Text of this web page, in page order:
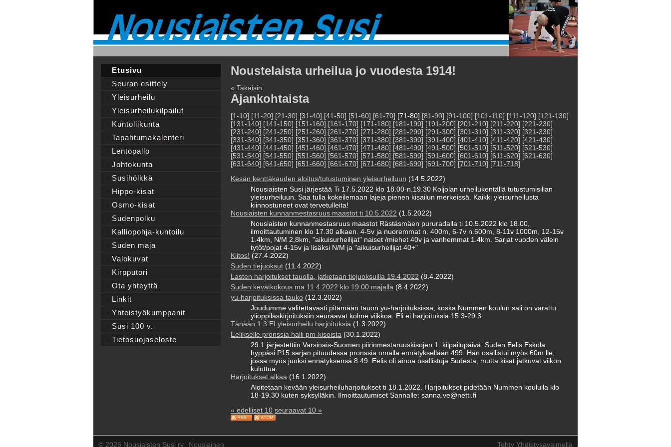
Noustelaista urheilua jo vuodesta 1914!
« Takaisin
Ajankohtaista
[1-10] [11-20] [21-30] [31-40] [41-50] [51-60] [61-70] [71-80] [81-90] [91-100] [101-110] [111-120] [121-130]
[131-140] [141-150] [151-160] [161-170] [171-180] [181-190] [191-200] [201-210] [211-220] [221-230]
[231-240] [241-250] [251-260] [261-270] [271-280] [281-290] [291-300] [301-310] [311-320] [321-330]
[331-340] [341-350] [351-360] [361-370] [371-380] [381-390] [391-400] [401-410] [411-420] [421-430]
[431-440] [441-450] [451-460] [461-470] [471-480] [481-490] [491-500] [501-510] [511-520] [521-530]
[531-540] [541-550] [551-560] [561-570] [571-580] [581-590] [591-600] [601-610] [611-620] [621-630]
[631-640] [641-650] [651-660] [661-670] [671-680] [681-690] [691-700] [701-710] [711-718]
Kesän kenttäkauden aloitus/tutustuminen yleisurheiluun (14.5.2022)
Nousiaisten Susi järjestää Ti 17.5.2022 klo 18.00-n.19.30 Koljolan urheilukentällä tutustumisillan
yleisurheiluun. Saa tulla kokeilemaan lajeja pienen kisailun merkeissä. Kaikki yleisurheilusta
kiinnostuneet ovat tervetulleita!
Nousiaisten kunnanmestasruus maastot ti 10.5.2022 (1.5.2022)
Nousiaisten kunnanmestasruus maastot Rästäsmäen pururadalla ti 10.5.2022 klo 18.00,
ilmoittautuminen klo 17.30 alkaen. 4-5v ja nuoremmat n. 400m, 6-7v n.600m, 8-11v 1000m, 12-15v
1.4km, N/M 2,8km, "aikuisurheilijat" naiset /miehet 40v ja vanhemmat 1.4km. Sarjat vuoden välein
tytöt/pojat 4-15v ja lisäksi N/M ja "aikuisurheilijat 40+"
Kiitos! (27.4.2022)
Suden tiejuoksut (11.4.2022)
Lasten harjoitukset tauolla, jatketaan tiejuoksuilla 19.4.2022 (8.4.2022)
Suden kevätkokous ma 11.4.2022 klo 19.00 majalla (8.4.2022)
yu-harjoituksissa tauko (12.3.2022)
Joudumme valitettavasti pitämään tauon yu-harjoituksissa, koska Nummen koulun sali on varattu
ylioppilaskirjoituksiin seuraavat kolme viikkoa. Eli ei harjoituksia 15.3-29.3.
Tänään 1.3 EI yleisurheilu harjoituksia (1.3.2022)
Eelikselle pronssia halli pm-kisoista (30.1.2022)
29.1 järjestettiin Varsinais-Suomen piirinmestaruuskisojen 1. kilpailupäivä. Suden Eelis Eskola
hyppäsi P15 sarjan pituudessa pronssia omalla ennätyksellään 499. Hän osallistui myös 60m:lle,
jossa myös juoksi ennätyksensä 8.49. Eelis oli ainoa osallistuja Sudesta, mutta kisat jatkuvat viikon
kuluttua.
Harjoitukset alkaa (16.1.2022)
Aloitetaan kevään yleisurheiluharjoitukset ti 18.1.2022. Harjoitukset pidetään Nummen koululla klo
18-19.30 kuten syksylläkin. Ilmoittautumiset Sannalle: sanna.ve@netti.fi
« edelliset 10 seuraavat 10 »
Etusivu
Seuran esittely
Yleisurheilu
Yleisurheilukilpailut
Kuntoliikunta
Tapahtumakalenteri
Lentopallo
Johtokunta
Susihölkkä
Hippo-kisat
Osmo-kisat
Sudenpolku
Kalliopohja-kuntoilu
Suden maja
Valokuvat
Kirpputori
Ota yhteyttä
Linkit
Yhteistyökumppanit
Susi 100 v.
Tietosuojaseloste
Tehty Yhdistysavaimella
© 2026 Nousiaisten Susi ry Nousiainen